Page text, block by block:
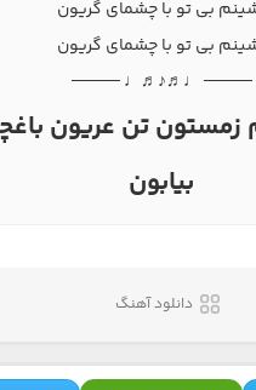
بی تو با چشمای گریون
بی تو با چشمای گریون
──── ♩♬♪♬♩ ────
تن عریون
بیابون
دانلود آهنگ